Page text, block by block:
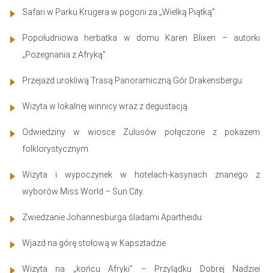
Safari w Parku Krugera w pogoni za „Wielką Piątką”.
Popołudniowa herbatka w domu Karen Blixen – autorki
„Pożegnania z Afryką”.
Przejazd urokliwą Trasą Panoramiczną Gór Drakensbergu.
Wizyta w lokalnej winnicy wraz z degustacją.
Odwiedziny w wiosce Zulusów połączone z pokazem
folklorystycznym.
Wizyta i wypoczynek w hotelach-kasynach znanego z
wyborów Miss World – Sun City.
Zwiedzanie Johannesburga śladami Apartheidu.
Wjazd na górę stołową w Kapsztadzie.
Wizyta na „końcu Afryki” – Przylądku Dobrej Nadziei